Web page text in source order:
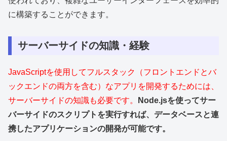
に構築することができます。
サーバーサイドの知識・経験
JavaScriptを使用してフルスタック（フロントエンドとバ
ックエンドの両方を含む）なアプリを開発するためには、
サーバーサイドの知識も必要です。
Node.jsを使ってサー
バーサイドのスクリプトを実行すれば、データベースと連
携したアプリケーションの開発が可能です。